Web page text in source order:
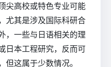
尖高校或特色专业可能
尤其是涉及国际科研合
，一些与日语相关的理
日本工程研究，反而可
但这属于少数情况。